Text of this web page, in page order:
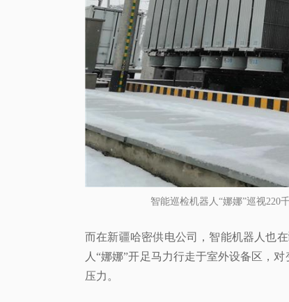
智能巡检机器人“娜娜”巡视220
而在新疆哈密供电公司，智能机器人也
人“娜娜”开足马力行走于室外设备区，
压力。